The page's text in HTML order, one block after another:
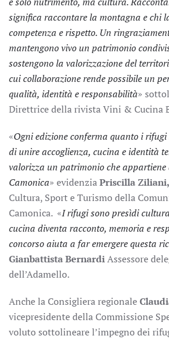
significa raccontare la montagna e chi
competenza e rispetto. Un
mantengono vivo un patrimonio
sostengono la valorizzazione del
cui collaborazione rende possibile un
qualità, identità e responsabilità»
Direttrice della rivista Vini & Cucina
«Ogni edizione conferma quanto i
di unire accoglienza, cucina e identità
valorizza un patrimonio che
Camonica» evidenziaPriscilla Ziliani,
Cultura, Sport e Turismo della
Camonica. «I rifugi sono presìdi
cucina diventa racconto, memoria e
concorso aiuta a far emergere questa
Gianbattista BernardiAssessore
dell’Adamello.
Anche la Consigliera regionale
vicepresidente della Commissione
voluto sottolineare l’impegno dei